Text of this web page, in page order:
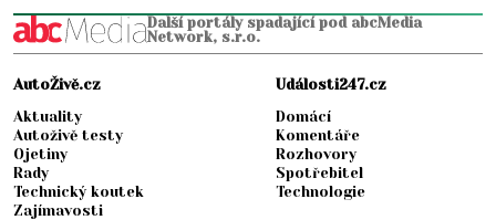
Další portály spadající pod abcMedia
Network, s.r.o.
AutoŽivě.cz
Aktuality
Autoživě testy
Ojetiny
Rady
Technický koutek
Zajímavosti
Události247.cz
Domácí
Komentáře
Rozhovory
Spotřebitel
Technologie